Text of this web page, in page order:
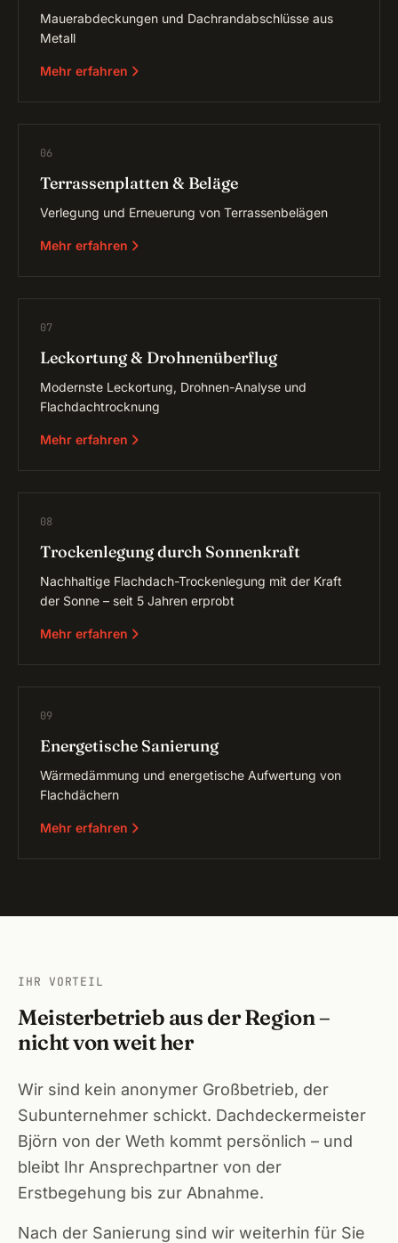
Mauerabdeckungen und Dachrandabschlüsse aus
Metall
Mehr erfahren
06
Terrassenplatten & Beläge
Verlegung und Erneuerung von Terrassenbelägen
Mehr erfahren
07
Leckortung & Drohnenüberflug
Modernste Leckortung, Drohnen-Analyse und
Flachdachtrocknung
Mehr erfahren
08
Trockenlegung durch Sonnenkraft
Nachhaltige Flachdach-Trockenlegung mit der Kraft
der Sonne – seit 5 Jahren erprobt
Mehr erfahren
09
Energetische Sanierung
Wärmedämmung und energetische Aufwertung von
Flachdächern
Mehr erfahren
IHR VORTEIL
Meisterbetrieb aus der Region –
nicht von weit her
Wir sind kein anonymer Großbetrieb, der
Subunternehmer schickt. Dachdeckermeister
Björn von der Weth kommt persönlich – und
bleibt Ihr Ansprechpartner von der
Erstbegehung bis zur Abnahme.
Nach der Sanierung sind wir weiterhin für Sie